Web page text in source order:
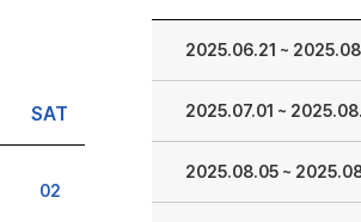
SAT
02
2025.06.21 ~
2025.07.01 ~
2025.08.05 ~